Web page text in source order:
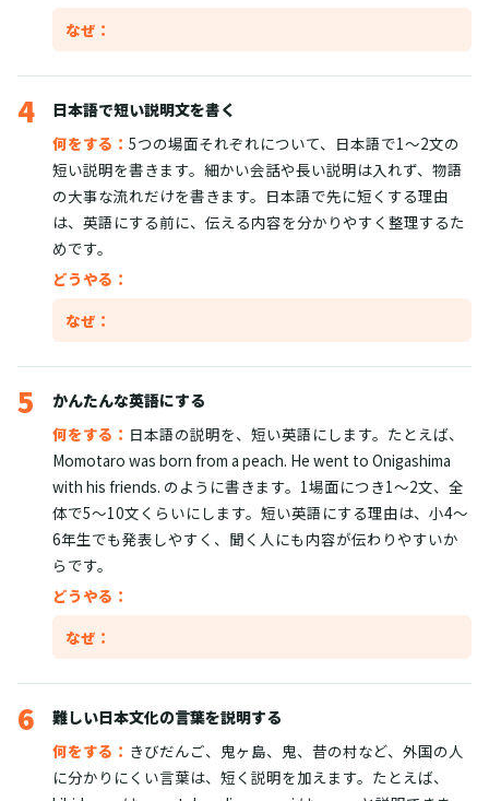
なぜ：
4
日本語で短い説明文を書く
何をする： 5つの場面それぞれについて、日本語で1〜2文の
短い説明を書きます。細かい会話や長い説明は入れず、物語
の大事な流れだけを書きます。日本語で先に短くする理由
は、英語にする前に、伝える内容を分かりやすく整理するた
めです。
どうやる：
なぜ：
5
かんたんな英語にする
何をする： 日本語の説明を、短い英語にします。たとえば、
Momotaro was born from a peach. He went to Onigashima
with his friends. のように書きます。1場面につき1〜2文、全
体で5〜10文くらいにします。短い英語にする理由は、小4〜
6年生でも発表しやすく、聞く人にも内容が伝わりやすいか
らです。
どうやる：
なぜ：
6
難しい日本文化の言葉を説明する
何をする： きびだんご、鬼ヶ島、鬼、昔の村など、外国の人
に分かりにくい言葉は、短く説明を加えます。たとえば、